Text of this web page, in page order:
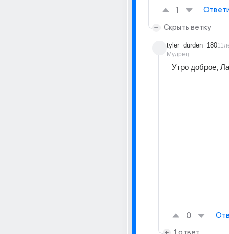
1
Скрыть ветку
tyler_durden_180
Мудрец
Утро доброе,
0